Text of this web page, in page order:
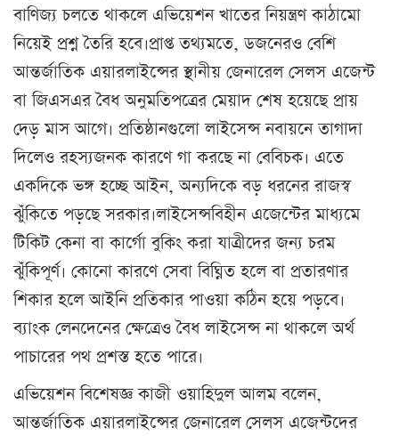
বাণিজ্য চলতে থাকলে এভিয়েশন খাতের নিয়ন্ত্রণ কাঠামো
নিয়েই প্রশ্ন তৈরি হবে।প্রাপ্ত তথ্যমতে, ডজনেরও বেশি
আন্তর্জাতিক এয়ারলাইন্সের স্থানীয় জেনারেল সেলস এজেন্ট
বা জিএসএর বৈধ অনুমতিপত্রের মেয়াদ শেষ হয়েছে প্রায়
দেড় মাস আগে। প্রতিষ্ঠানগুলো লাইসেন্স নবায়নে তাগাদা
দিলেও রহস্যজনক কারণে গা করছে না বেবিচক। এতে
একদিকে ভঙ্গ হচ্ছে আইন, অন্যদিকে বড় ধরনের রাজস্ব
ঝুঁকিতে পড়ছে সরকার।লাইসেন্সবিহীন এজেন্টের মাধ্যমে
টিকিট কেনা বা কার্গো বুকিং করা যাত্রীদের জন্য চরম
ঝুঁকিপূর্ণ। কোনো কারণে সেবা বিঘ্নিত হলে বা প্রতারণার
শিকার হলে আইনি প্রতিকার পাওয়া কঠিন হয়ে পড়বে।
ব্যাংক লেনদেনের ক্ষেত্রেও বৈধ লাইসেন্স না থাকলে অর্থ
পাচারের পথ প্রশস্ত হতে পারে।
এভিয়েশন বিশেষজ্ঞ কাজী ওয়াহিদুল আলম বলেন,
আন্তর্জাতিক এয়ারলাইন্সের জেনারেল সেলস এজেন্টদের